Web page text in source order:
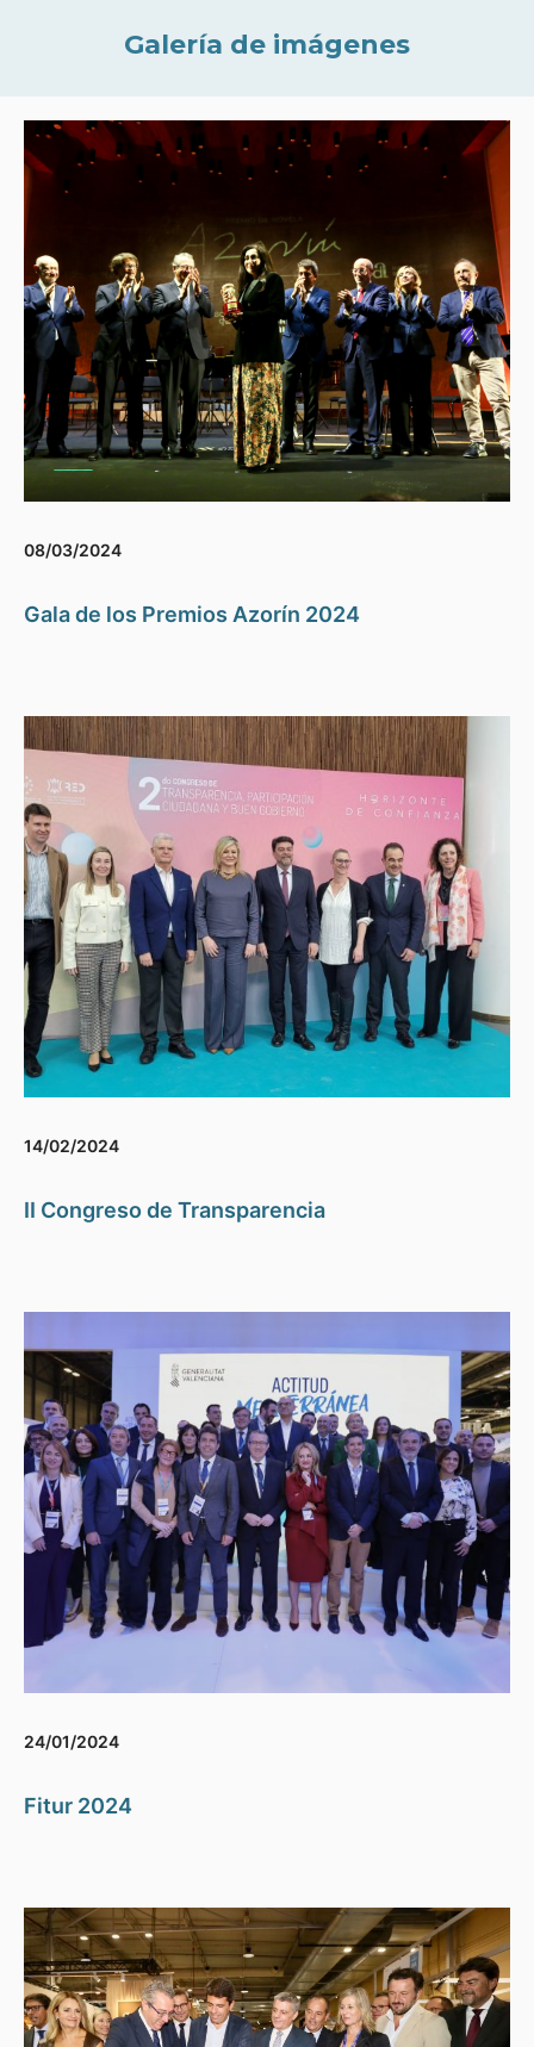
Galería de imágenes
08/03/2024
Gala de los Premios Azorín 2024
14/02/2024
II Congreso de Transparencia
24/01/2024
Fitur 2024